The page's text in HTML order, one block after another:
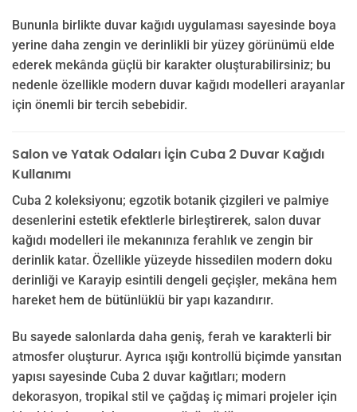
Bununla birlikte duvar kağıdı uygulaması sayesinde boya
yerine daha zengin ve derinlikli bir yüzey görünümü elde
ederek mekânda güçlü bir karakter oluşturabilirsiniz; bu
nedenle özellikle modern duvar kağıdı modelleri arayanlar
için önemli bir tercih sebebidir.
Salon ve Yatak Odaları İçin Cuba 2 Duvar Kağıdı
Kullanımı
Cuba 2 koleksiyonu; egzotik botanik çizgileri ve palmiye
desenlerini estetik efektlerle birleştirerek, salon duvar
kağıdı modelleri ile mekanınıza ferahlık ve zengin bir
derinlik katar. Özellikle yüzeyde hissedilen modern doku
derinliği ve Karayip esintili dengeli geçişler, mekâna hem
hareket hem de bütünlüklü bir yapı kazandırır.
Bu sayede salonlarda daha geniş, ferah ve karakterli bir
atmosfer oluşturur. Ayrıca ışığı kontrollü biçimde yansıtan
yapısı sayesinde Cuba 2 duvar kağıtları; modern
dekorasyon, tropikal stil ve çağdaş iç mimari projeler için